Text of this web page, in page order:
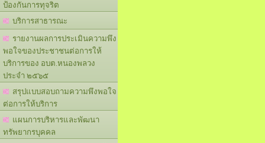
ป้องกันการทุจริต
บริการสาธารณะ
รายงานผลการประเมินความพึง
พอใจของประชาชนต่อการให้
บริการของ อบต.หนองพลวง
ประจำ ๒๕๖๕
สรุปแบบสอบถามความพึงพอใจ
ต่อการให้บริการ
แผนการบริหารและพัฒนา
ทรัพยากรบุคคล